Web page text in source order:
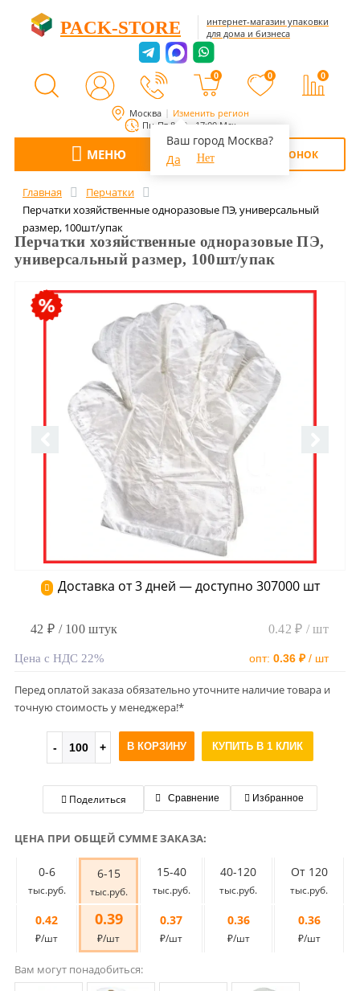
Москва Изменить регион
Ваш город Москва?
Да
Нет
Пн-Пт 8:00 - 17:00 Мск
PACK-STORE
интернет-магазин упаковки
для дома и бизнеса
0 0 0
МЕНЮ ОБРАТНЫЙ ЗВОНОК
Главная
Перчатки
Перчатки хозяйственные одноразовые ПЭ, универсальный
размер, 100шт/упак
Перчатки хозяйственные одноразовые ПЭ,
универсальный размер, 100шт/упак
Доставка от 3 дней — доступно 307000 шт
42 ₽ / 100 штук 0.42 ₽ / шт
Цена с НДС 22% опт: 0.36 ₽/ шт
Перед оплатой заказа обязательно уточните наличие товара и
точную стоимость у менеджера!*
В КОРЗИНУ КУПИТЬ В 1 КЛИК
Поделиться Сравнение Избранное
ЦЕНА ПРИ ОБЩЕЙ СУММЕ ЗАКАЗА:
0-6
тыс.руб.
6-15
тыс.руб.
15-40
тыс.руб.
40-120
тыс.руб.
От 120
тыс.руб.
0.42
₽/шт
0.39
₽/шт
0.37
₽/шт
0.36
₽/шт
0.36
₽/шт
Вам могут понадобиться: